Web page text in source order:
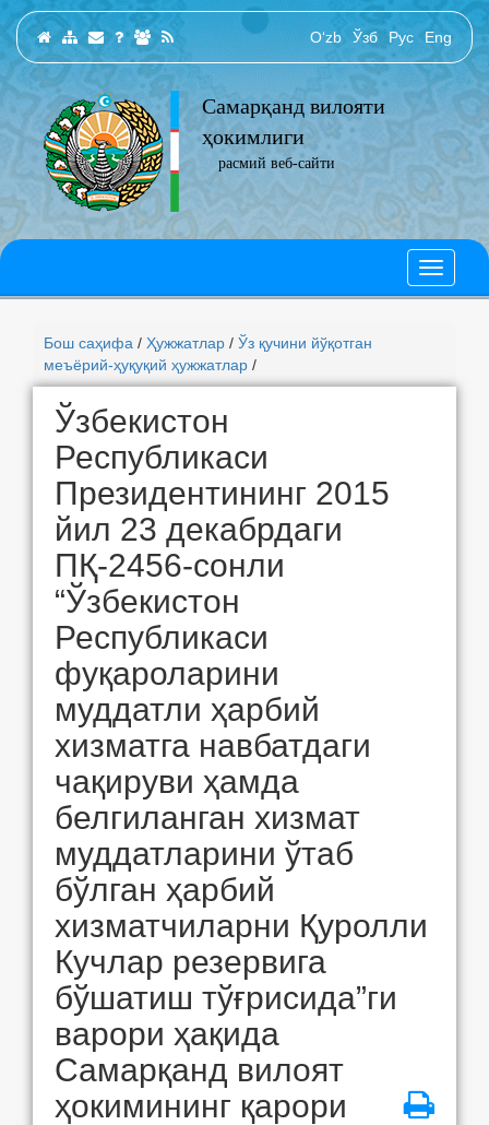
O‘zb Ўзб Рус Eng
Самарқанд вилояти
ҳокимлиги
расмий веб-сайти
Бош саҳифа / Ҳужжатлар / Ўз қучини йўқотган
меъёрий-ҳуқуқий ҳужжатлар /
Ўзбекистон
Республикаси
Президентининг 2015
йил 23 декабрдаги
ПҚ-2456-сонли
“Ўзбекистон
Республикаси
фуқароларини
муддатли ҳарбий
хизматга навбатдаги
чақируви ҳамда
белгиланган хизмат
муддатларини ўтаб
бўлган ҳарбий
хизматчиларни Қуролли
Кучлар резервига
бўшатиш тўғрисида”ги
варори ҳақида
Самарқанд вилоят
ҳокимининг қарори